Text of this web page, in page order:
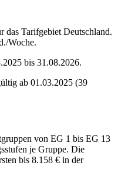
Tarifgebiet Deutschland.
Woche.
bis 31.08.2026.
ab 01.03.2025 (39
von EG 1 bis EG 13
je Gruppe. Die
bis 8.158 € in der